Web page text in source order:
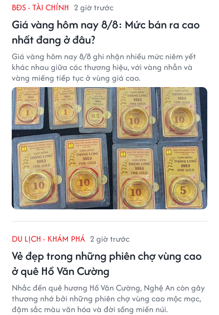
BĐS - TÀI CHÍNH 2 giờ trước
Giá vàng hôm nay 8/8: Mức bán ra cao
nhất đang ở đâu?
Giá vàng hôm nay 8/8 ghi nhận nhiều mức niêm yết
khác nhau giữa các thương hiệu, với vàng nhẫn và
vàng miếng tiếp tục ở vùng giá cao.
DU LỊCH - KHÁM PHÁ 2 giờ trước
Vẻ đẹp trong những phiên chợ vùng cao
ở quê Hồ Văn Cường
Nhắc đến quê hương Hồ Văn Cường, Nghệ An còn gây
thương nhớ bởi những phiên chợ vùng cao mộc mạc,
đậm sắc màu văn hóa và đời sống miền núi.